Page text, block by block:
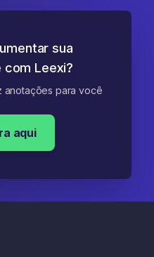
sua
com Leexi?
anotações para você
aqui